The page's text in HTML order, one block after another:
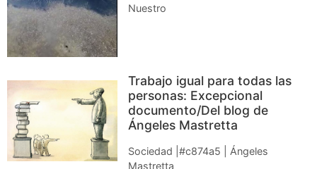
Nuestro
Trabajo igual para todas las
personas: Excepcional
documento/Del blog de
Ángeles Mastretta
Sociedad |#c874a5 | Ángeles
Mastretta